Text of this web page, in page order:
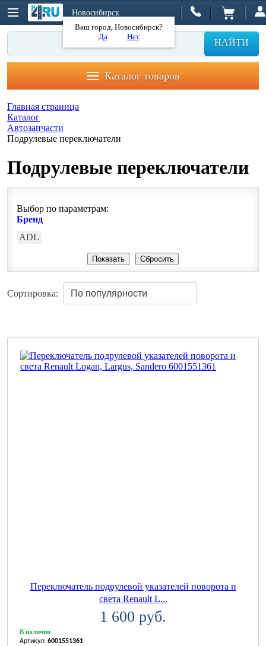
Новосибирск
Ваш город, Новосибирск?
Да
Нет
НАЙТИ
Каталог товаров
Главная страница
Каталог
Автозапчасти
Подрулевые переключатели
Подрулевые переключатели
Выбор по параметрам:
Бренд
ADL
Сортировка:
Переключатель подрулевой указателей поворота и
света Renault L...
1 600 руб.
В наличии
Артикул: 6001551361